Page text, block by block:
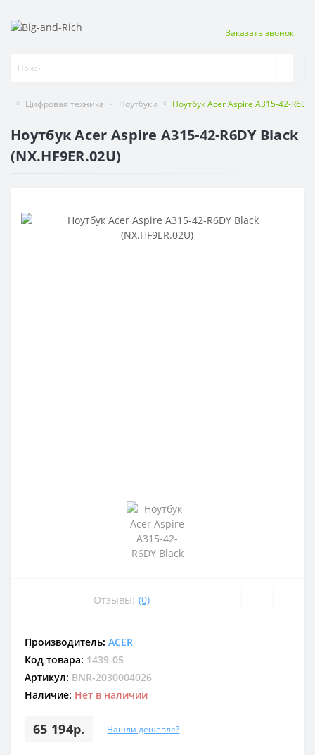
Заказать звонок
Цифровая техника Ноутбуки Ноутбук Acer Aspire A315-42-R6DY
Ноутбук Acer Aspire A315-42-R6DY Black
(NX.HF9ER.02U)
Отзывы: (0)
Производитель: ACER
Код товара: 1439-05
Артикул: BNR-2030004026
Наличие: Нет в наличии
65 194р. Нашли дешевле?